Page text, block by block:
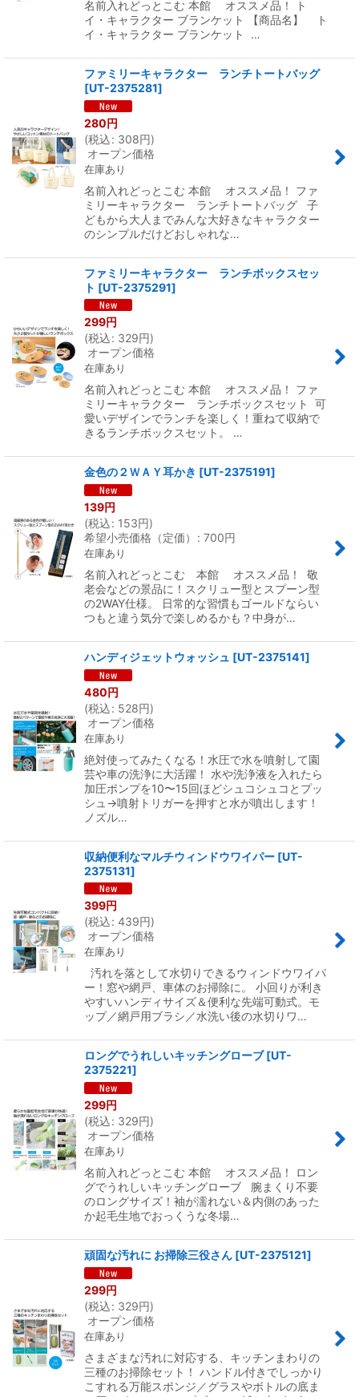
名前入れどっとこむ 本館 オススメ品！ ト
イ・キャラクター ブランケット 【商品名】 ト
イ・キャラクター ブランケット …
ファミリーキャラクター ランチトートバッグ
[UT-2375281]
280円
(税込: 308円)
オープン価格
在庫あり
名前入れどっとこむ 本館 オススメ品！ ファ
ミリーキャラクター ランチトートバッグ 子
どもから大人までみんな大好きなキャラクター
のシンプルだけどおしゃれな…
ファミリーキャラクター ランチボックスセッ
ト [UT-2375291]
299円
(税込: 329円)
オープン価格
在庫あり
名前入れどっとこむ 本館 オススメ品！ ファ
ミリーキャラクター ランチボックスセット 可
愛いデザインでランチを楽しく！重ねて収納で
きるランチボックスセット。 …
金色の２ＷＡＹ耳かき [UT-2375191]
139円
(税込: 153円)
希望小売価格（定価）
: 700円
在庫あり
名前入れどっとこむ 本館 オススメ品！ 敬
老会などの景品に！スクリュー型とスプーン型
の2WAY仕様。 日常的な習慣もゴールドならい
つもと違う気分で楽しめるかも？中身が…
ハンディジェットウォッシュ [UT-2375141]
480円
(税込: 528円)
オープン価格
在庫あり
絶対使ってみたくなる！水圧で水を噴射して園
芸や車の洗浄に大活躍！ 水や洗浄液を入れたら
加圧ポンプを10〜15回ほどシュコシュコとプッ
シュ→噴射トリガーを押すと水が噴出します！
ノズル…
収納便利なマルチウィンドウワイパー [UT-
2375131]
399円
(税込: 439円)
オープン価格
在庫あり
汚れを落として水切りできるウィンドウワイパ
ー！窓や網戸、車体のお掃除に。 小回りが利き
やすいハンディサイズ＆便利な先端可動式。モ
ップ／網戸用ブラシ／水洗い後の水切りワ…
ロングでうれしいキッチングローブ [UT-
2375221]
299円
(税込: 329円)
オープン価格
在庫あり
名前入れどっとこむ 本館 オススメ品！ ロン
グでうれしいキッチングローブ 腕まくり不要
のロングサイズ！袖が濡れない＆内側のあった
か起毛生地でおっくうな冬場…
頑固な汚れに お掃除三役さん [UT-2375121]
299円
(税込: 329円)
オープン価格
在庫あり
さまざまな汚れに対応する、キッチンまわりの
三種のお掃除セット！ ハンドル付きでしっかり
こすれる万能スポンジ／グラスやボトルの底ま